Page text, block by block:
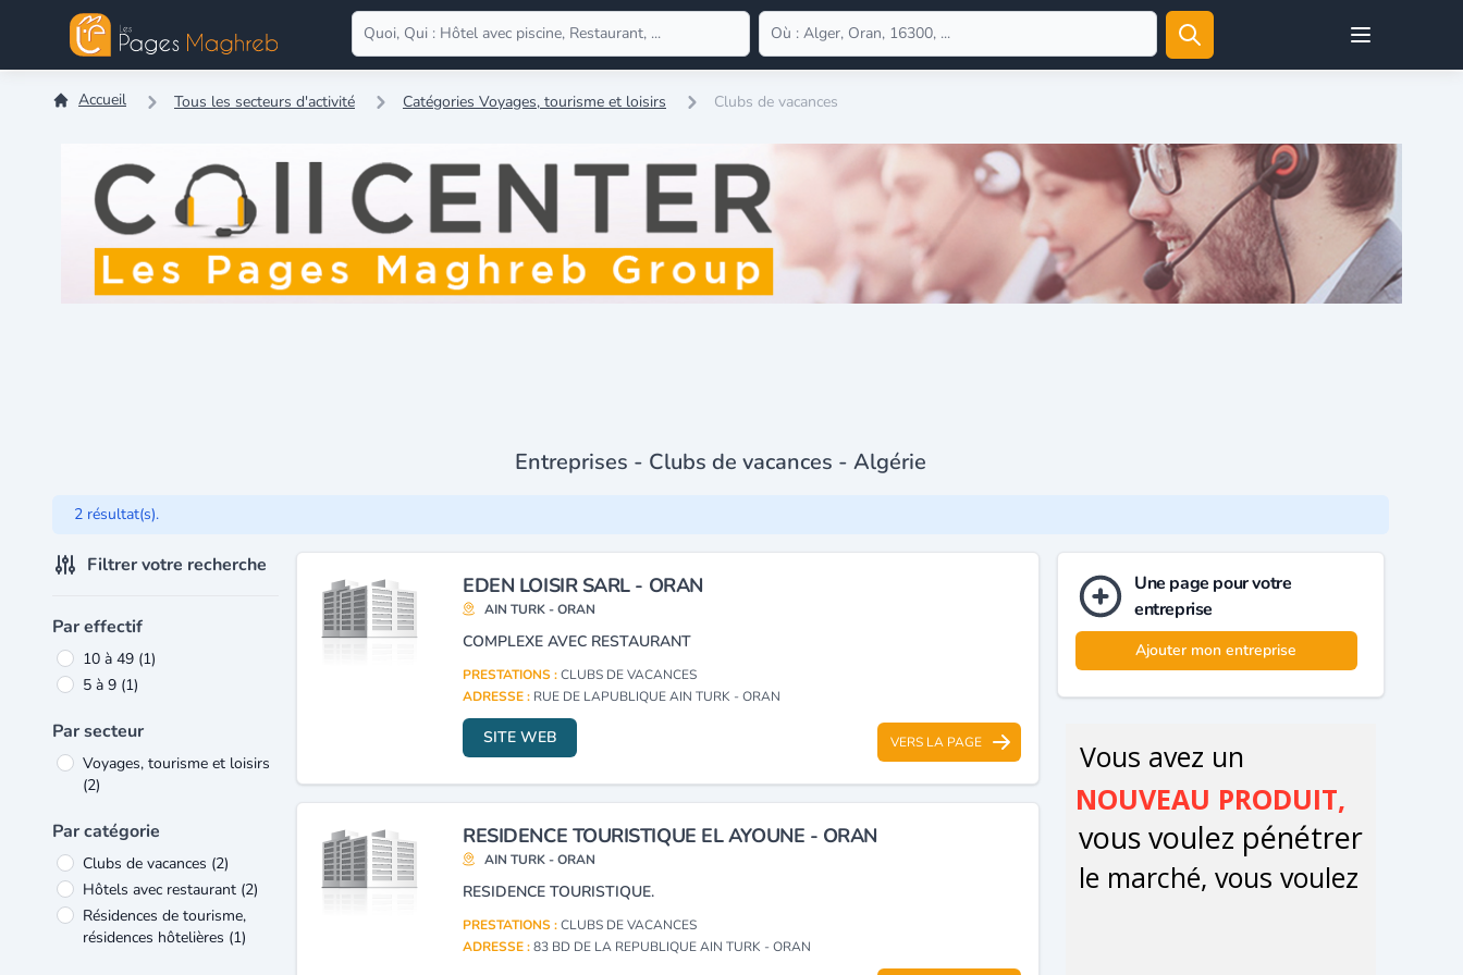
Open user menu
Accueil Tous les secteurs d'activité Catégories Voyages, tourisme et loisirs Clubs de vacances
Entreprises - Clubs de vacances - Algérie
2 résultat(s).
Filtrer votre recherche
Par effectif
10 à 49 (1)
5 à 9 (1)
Par secteur
Voyages, tourisme et loisirs
(2)
Par catégorie
Clubs de vacances (2)
Hôtels avec restaurant (2)
Résidences de tourisme,
résidences hôtelières (1)
EDEN LOISIR SARL - ORAN
AIN TURK - ORAN
COMPLEXE AVEC RESTAURANT
PRESTATIONS :CLUBS DE VACANCES
ADRESSE : RUE DE LAPUBLIQUE AIN TURK - ORAN
SITE WEB VERS LA PAGE
RESIDENCE TOURISTIQUE EL AYOUNE - ORAN
AIN TURK - ORAN
RESIDENCE TOURISTIQUE.
PRESTATIONS :CLUBS DE VACANCES
ADRESSE :83 BD DE LA REPUBLIQUE AIN TURK - ORAN
Une page pour votre
entreprise
Ajouter mon entreprise